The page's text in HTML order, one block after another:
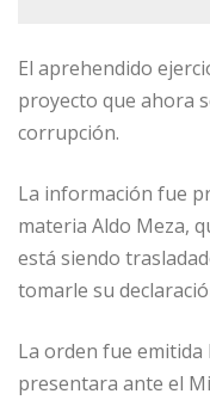
El aprehendido
proyecto que ahora
corrupción.
La información fue
materia Aldo Meza,
está siendo
tomarle su
La orden fue emitida
presentara ante el